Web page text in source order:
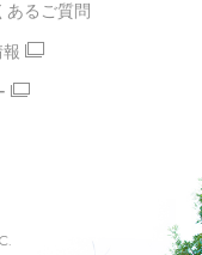
ご
あるご質問